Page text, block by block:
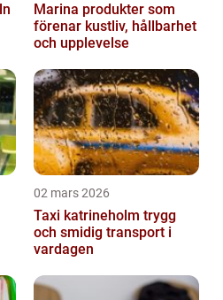
Marina produkter som
förenar kustliv, hållbarhet
och upplevelse
02 mars 2026
Taxi katrineholm trygg
och smidig transport i
vardagen